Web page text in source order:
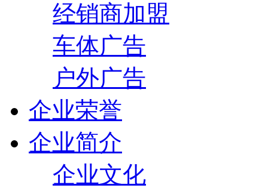
经销商加盟
车体广告
户外广告
企业荣誉
企业简介
企业文化